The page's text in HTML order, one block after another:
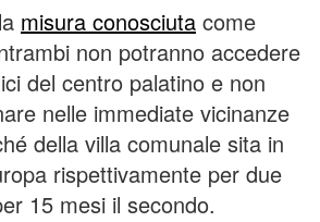
misura conosciuta come
non potranno accedere
del centro palatino e non
nelle immediate vicinanze
della villa comunale sita in
rispettivamente per due
15 mesi il secondo.